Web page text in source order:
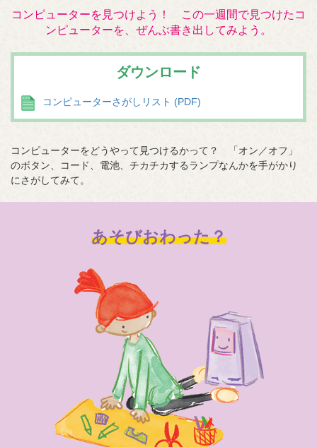
コンピューターを見つけよう！ この一週間で見つけたコ
ンピューターを、ぜんぶ書き出してみよう。
ダウンロード
コンピューターさがしリスト (PDF)
コンピューターをどうやって見つけるかって？ 「オン／オフ」
のボタン、コード、電池、チカチカするランプなんかを手がかり
にさがしてみて。
あそびおわった？